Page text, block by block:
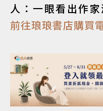
人：一眼看出作
前往琅琅書店購買